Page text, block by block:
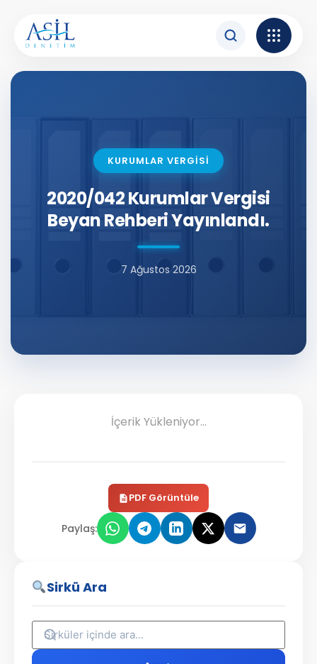
KURUMLAR VERGİSİ
2020/042 Kurumlar Vergisi
Beyan Rehberi Yayınlandı.
7 Ağustos 2026
İçerik Yükleniyor...
PDF Görüntüle
Paylaş:
Sirkü Ara